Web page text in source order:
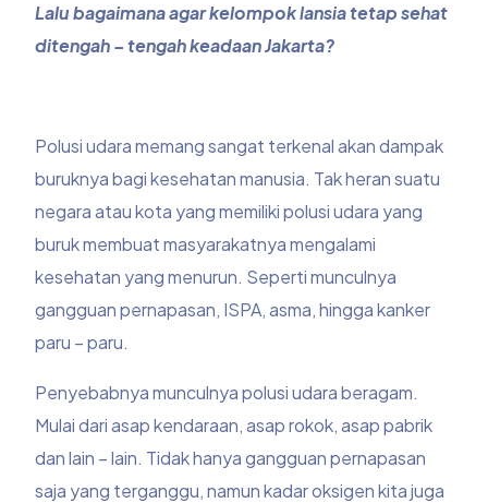
Lalu bagaimana agar kelompoklansiatetap sehat
ditengah – tengah keadaan Jakarta?
Polusi udaramemang sangat terkenal akan dampak
buruknya bagi kesehatan manusia. Tak heran suatu
negara atau kota yang memilikipolusi udara yang
buruk membuat masyarakatnya mengalami
kesehatan yang menurun. Seperti munculnya
gangguan pernapasan, ISPA, asma, hingga kanker
paru – paru.
Penyebabnya munculnyapolusi udaraberagam.
Mulai dari asap kendaraan, asap rokok, asap pabrik
dan lain – lain. Tidak hanya gangguan pernapasan
saja yang terganggu, namun kadar oksigen kita juga